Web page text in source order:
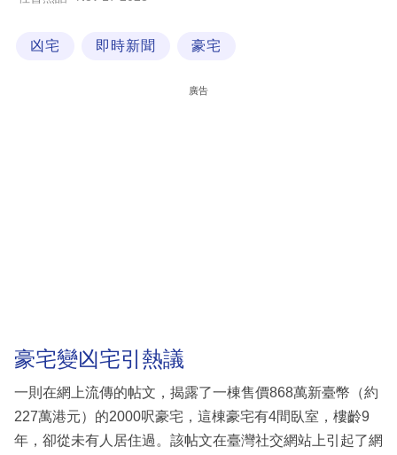
區
凶宅 即時新聞 豪宅
廣告
豪宅變凶宅引熱議
一則在網上流傳的帖文，揭露了一棟售價868萬新臺幣（約
227萬港元）的2000呎豪宅，這棟豪宅有4間臥室，樓齡9
年，卻從未有人居住過。該帖文在臺灣社交網站上引起了網